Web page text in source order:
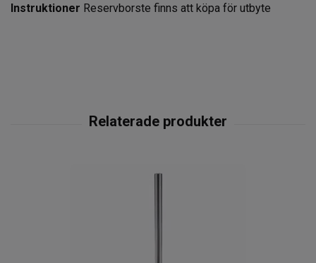
Instruktioner Reservborste finns att köpa för utbyte